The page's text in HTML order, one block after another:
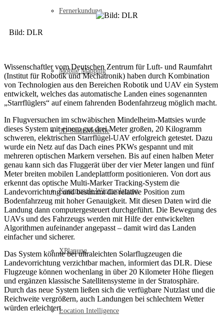
Fernerkundung
Mobile Mapping
3D-Stadt Modelle
Kommunale Wärmeplanung
XPlanung
Location Intelligence
Bild: DLR
Wissenschaftler vom Deutschen Zentrum für Luft- und Raumfahrt
(Institut für Robotik und Mechatronik) haben durch Kombination
von Technologien aus den Bereichen Robotik und UAV ein System
entwickelt, welches das automatische Landen eines sogenannten
„Starrflüglers“ auf einem fahrenden Bodenfahrzeug möglich macht.
In Flugversuchen im schwäbischen Mindelheim-Mattsies wurde
dieses System mit einem gut drei Meter großen, 20 Kilogramm
schweren, elektrischen Starrflügel-UAV erfolgreich getestet. Dazu
wurde ein Netz auf das Dach eines PKWs gespannt und mit
mehreren optischen Markern versehen. Bis auf einen halben Meter
genau kann sich das Fluggerät über der vier Meter langen und fünf
Meter breiten mobilen Landeplattform positionieren. Von dort aus
erkennt das optische Multi-Marker Tracking-System die
Landevorrichtung und bestimmt die relative Position zum
Bodenfahrzeug mit hoher Genauigkeit. Mit diesen Daten wird die
Landung dann computergesteuert durchgeführt. Die Bewegung des
UAVs und des Fahrzeugs werden mit Hilfe der entwickelten
Algorithmen aufeinander angepasst – damit wird das Landen
einfacher und sicherer.
Das System könnte bei ultraleichten Solarflugzeugen die
Landevorrichtung verzichtbar machen, informiert das DLR. Diese
Flugzeuge können wochenlang in über 20 Kilometer Höhe fliegen
und ergänzen klassische Satellitensysteme in der Stratosphäre.
Durch das neue System ließen sich die verfügbare Nutzlast und die
Reichweite vergrößern, auch Landungen bei schlechtem Wetter
würden erleichtert.